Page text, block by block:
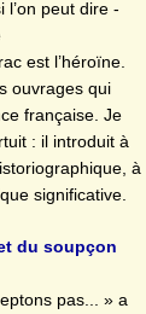
l’on peut dire -
est l’héroïne.
ouvrages qui
française. Je
: il introduit à
à
significative.
du soupçon
pas... » a